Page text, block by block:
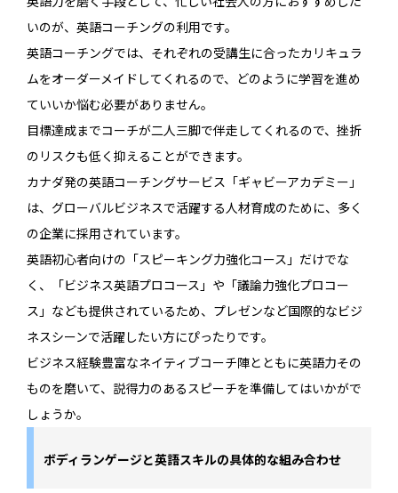
いのが、英語コーチングの利用です。
英語コーチングでは、それぞれの受講生に合ったカリキュラ
ムをオーダーメイドしてくれるので、どのように学習を進め
ていいか悩む必要がありません。
目標達成までコーチが二人三脚で伴走してくれるので、挫折
のリスクも低く抑えることができます。
カナダ発の英語コーチングサービス「ギャビーアカデミー」
は、グローバルビジネスで活躍する人材育成のために、多く
の企業に採用されています。
英語初心者向けの「スピーキング力強化コース」だけでな
く、「ビジネス英語プロコース」や「議論力強化プロコー
ス」なども提供されているため、プレゼンなど国際的なビジ
ネスシーンで活躍したい方にぴったりです。
ビジネス経験豊富なネイティブコーチ陣とともに英語力その
ものを磨いて、説得力のあるスピーチを準備してはいかがで
しょうか。
ボディランゲージと英語スキルの具体的な組み合わせ